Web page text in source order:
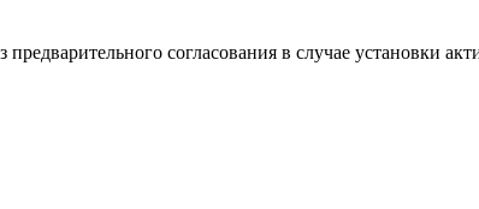
согласования в случае установки